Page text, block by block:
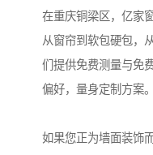
在重庆铜梁区，亿家
从窗帘到软包硬包，
们提供免费测量与免
偏好，量身定制方案。
如果您正为墙面装饰